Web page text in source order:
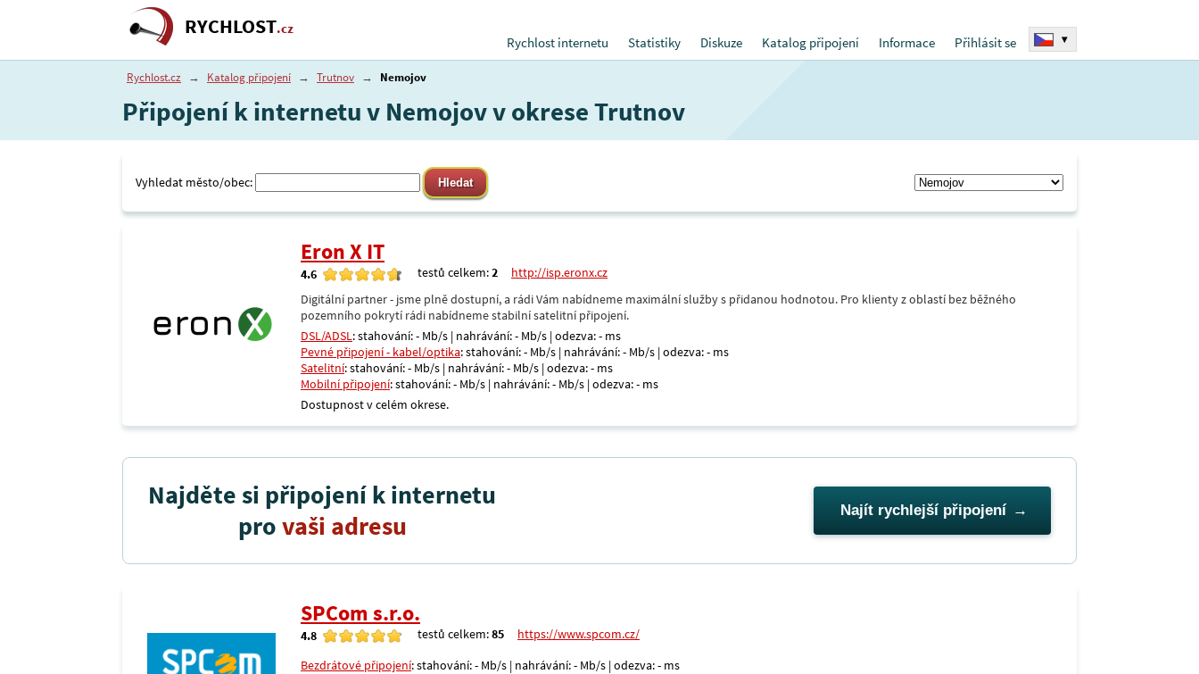
RYCHLOST.cz
Rychlost internetu
Statistiky Diskuze Katalog připojení Informace Přihlásit se ▾
Rychlost.cz → Katalog připojení → Trutnov → Nemojov
Připojení k internetu v Nemojov v okrese Trutnov
Vyhledat město/obec:
Eron X IT
4.6 testů celkem:2
http://isp.eronx.cz
Digitální partner - jsme plně dostupní, a rádi Vám nabídneme maximální služby s přidanou hodnotou. Pro klienty z oblastí bez běžného
pozemního pokrytí rádi nabídneme stabilní satelitní připojení.
DSL/ADSL: stahování: - Mb/s | nahrávání: - Mb/s | odezva: - ms
Pevné připojení - kabel/optika: stahování: - Mb/s | nahrávání: - Mb/s | odezva: - ms
Satelitní: stahování: - Mb/s | nahrávání: - Mb/s | odezva: - ms
Mobilní připojení: stahování: - Mb/s | nahrávání: - Mb/s | odezva: - ms
Dostupnost v celém okrese.
Najděte si připojení k internetu
provaši adresu Najít rychlejší připojení
SPCom s.r.o.
4.8 testů celkem:85
https://www.spcom.cz/
Bezdrátové připojení: stahování: - Mb/s | nahrávání: - Mb/s | odezva: - ms